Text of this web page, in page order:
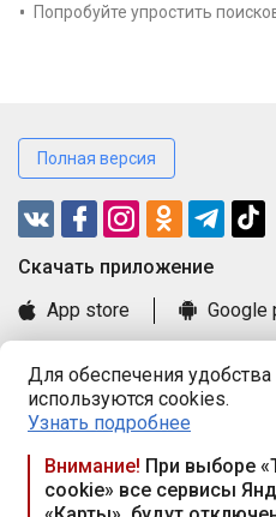
Для обеспечения удобства
используются cookies.
Узнать подробнее
Внимание! При выборе
cookie» все сервисы
Попробуйте упростить
Полная версия
Cкачать приложение
App store
Google
Книга замечаний и
Правила и документы
Praca.by © 2000—2026, ООО
Республика Беларусь, 220114,
117а, пом. № 9.